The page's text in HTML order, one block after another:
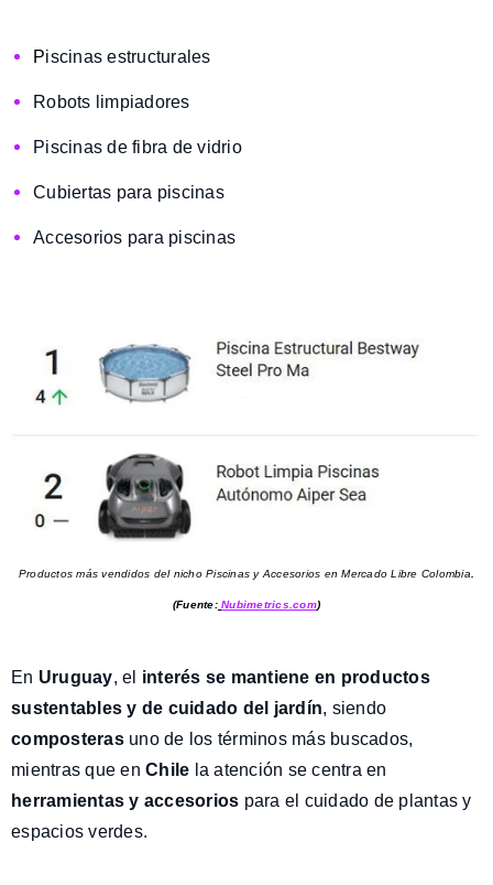
Piscinas estructurales
Robots limpiadores
Piscinas de fibra de vidrio
Cubiertas para piscinas
Accesorios para piscinas
Productos más vendidos del nicho Piscinas y Accesorios en Mercado Libre Colombia
(Fuente: Nubimetrics.com)
En Uruguay, el interés se mantiene en productos
sustentables y de cuidado del jardín, siendo
composteras uno de los términos más buscados,
mientras que en Chile la atención se centra en
herramientas y accesorios para el cuidado de plantas y
espacios verdes.